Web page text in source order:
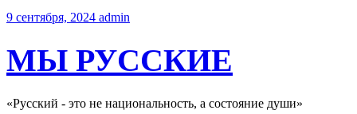
9 сентября, 2024 admin
МЫ РУССКИЕ
«Русский - это не национальность, а состояние души»